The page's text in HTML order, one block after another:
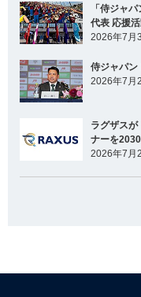
「侍ジャ
代表 応援
2026年7月
侍ジャパン
2026年7月
ラグザスが
ナーを
2026年7月